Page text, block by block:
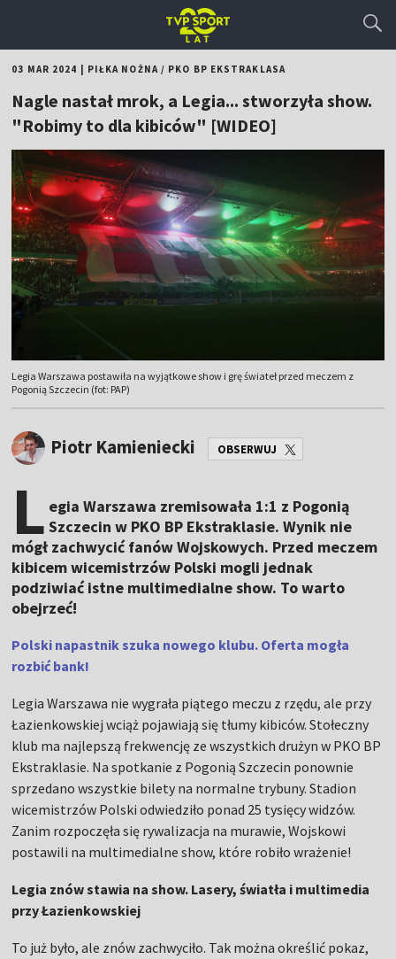
03 MAR 2024 PIŁKA NOŻNA/ PKO BP EKSTRAKLASA
Nagle nastał mrok, a Legia... stworzyła show.
"Robimy to dla kibiców" [WIDEO]
Legia Warszawa postawiła na wyjątkowe show i grę świateł przed meczem z
Pogonią Szczecin (fot: PAP)
Piotr Kamieniecki OBSERWUJ
L egia Warszawa zremisowała 1:1 z Pogonią
Szczecin w PKO BP Ekstraklasie. Wynik nie
mógł zachwycić fanów Wojskowych. Przed meczem
kibicem wicemistrzów Polski mogli jednak
podziwiać istne multimedialne show. To warto
obejrzeć!
Polski napastnik szuka nowego klubu. Oferta mogła
rozbić bank!
Legia Warszawa nie wygrała piątego meczu z rzędu, ale przy
Łazienkowskiej wciąż pojawiają się tłumy kibiców. Stołeczny
klub ma najlepszą frekwencję ze wszystkich drużyn w PKO BP
Ekstraklasie. Na spotkanie z Pogonią Szczecin ponownie
sprzedano wszystkie bilety na normalne trybuny. Stadion
wicemistrzów Polski odwiedziło ponad 25 tysięcy widzów.
Zanim rozpoczęła się rywalizacja na murawie, Wojskowi
postawili na multimedialne show, które robiło wrażenie!
Legia znów stawia na show. Lasery, światła i multimedia
przy Łazienkowskiej
To już było, ale znów zachwyciło. Tak można określić pokaz,